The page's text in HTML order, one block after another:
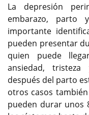
La depresión
embarazo,
importante
pueden presentar
quien puede
ansiedad, tristeza
después del parto
otros casos
pueden durar unos